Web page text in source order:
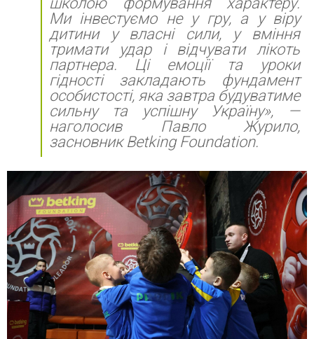
Ми інвестуємо не у гру, а у віру
дитини у власні сили, у вміння
тримати удар і відчувати лікоть
партнера. Ці емоції та уроки
гідності закладають фундамент
особистості, яка завтра будуватиме
сильну та успішну Україну», —
наголосив Павло Журило,
засновникBetking Foundation.